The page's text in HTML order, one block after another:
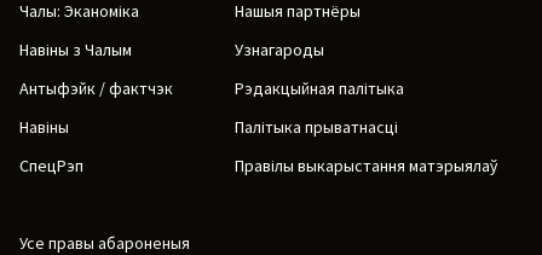
Чалы: Эканоміка
Навіны з Чалым
Антыфэйк / фактчэк
Навіны
СпецРэп
Нашыя партнёры
Узнагароды
Рэдакцыйная палітыка
Палітыка прыватнасці
Правілы выкарыстання матэрыялаў
Усе правы абароненыя